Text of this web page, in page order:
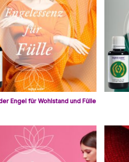
Engel für Wohlstand und Fülle